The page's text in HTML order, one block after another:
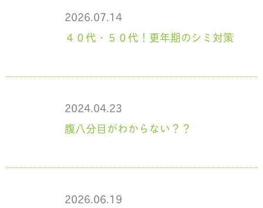
2026.07.14
４０代・５０代！更年期のシミ対策
2024.04.23
腹八分目がわからない？？
2026.06.19